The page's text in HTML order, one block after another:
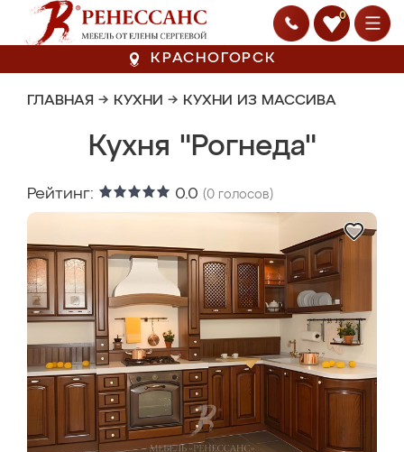
0
КРАСНОГОРСК
ГЛАВНАЯ → КУХНИ → КУХНИ ИЗ МАССИВА
Кухня "Рогнеда"
Рейтинг: 0.0 (0 голосов)